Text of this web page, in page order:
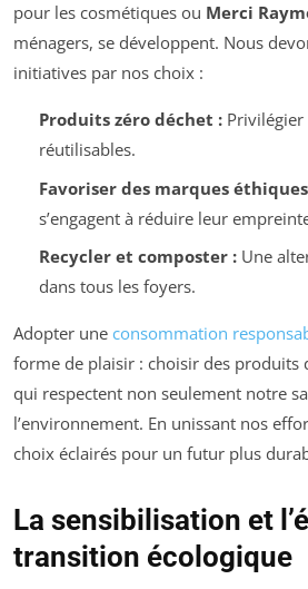
pour les cosmétiques ou Merci
ménagers, se développent. Nous
initiatives par nos choix :
Produits zéro déchet :Privilégier
réutilisables.
Favoriser des marques
s’engagent à réduire leur
Recycler et composter :Une
dans tous les foyers.
Adopter une consommation
forme de plaisir : choisir des produits
qui respectent non seulement notre
l’environnement. En unissant nos
choix éclairés pour un futur plus
La sensibilisation et
transition écologique